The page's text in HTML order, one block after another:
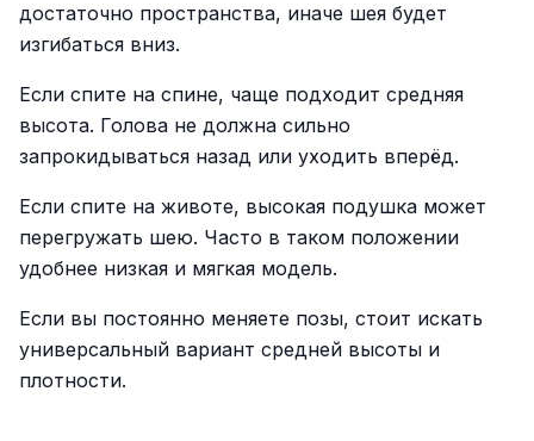
достаточно пространства, иначе шея будет
изгибаться вниз.
Если спите на спине, чаще подходит средняя
высота. Голова не должна сильно
запрокидываться назад или уходить вперёд.
Если спите на животе, высокая подушка может
перегружать шею. Часто в таком положении
удобнее низкая и мягкая модель.
Если вы постоянно меняете позы, стоит искать
универсальный вариант средней высоты и
плотности.